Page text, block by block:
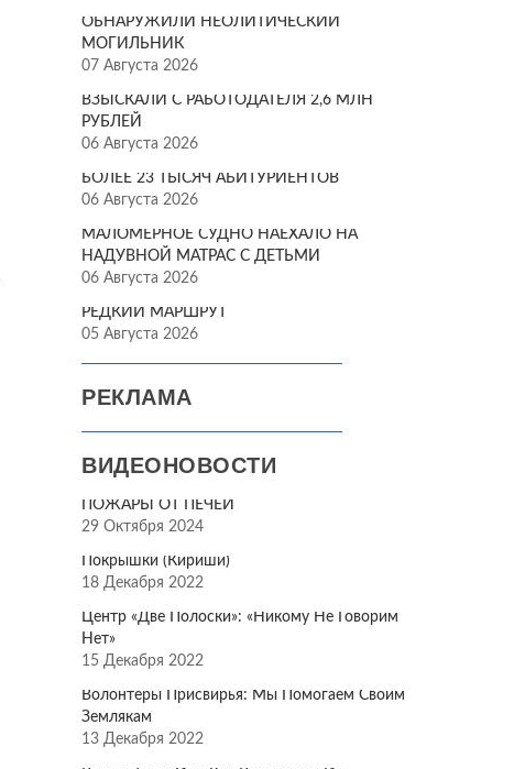
ОБНАРУЖИЛИ НЕОЛИТИЧЕСКИЙ
МОГИЛЬНИК
07 Августа 2026
ВЗЫСКАЛИ С РАБОТОДАТЕЛЯ 2,6 МЛН
РУБЛЕЙ
06 Августа 2026
БОЛЕЕ 23 ТЫСЯЧ АБИТУРИЕНТОВ
06 Августа 2026
МАЛОМЕРНОЕ СУДНО НАЕХАЛО НА
НАДУВНОЙ МАТРАС С ДЕТЬМИ
06 Августа 2026
РЕДКИЙ МАРШРУТ
05 Августа 2026
РЕКЛАМА
ВИДЕОНОВОСТИ
ПОЖАРЫ ОТ ПЕЧЕЙ
29 Октября 2024
Покрышки (Кириши)
18 Декабря 2022
Центр «Две Полоски»: «Никому Не Говорим
Нет»
15 Декабря 2022
Волонтёры Присвирья: Мы Помогаем Своим
Землякам
13 Декабря 2022